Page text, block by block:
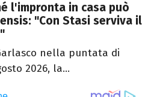
l'impronta in casa può
"Con Stasi serviva il
nella puntata di
2026, la...